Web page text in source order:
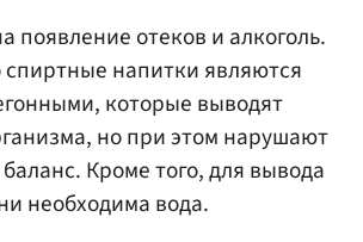
появление отеков и алкоголь.
спиртные напитки являются
которые выводят
но при этом нарушают
Кроме того, для вывода
необходима вода.